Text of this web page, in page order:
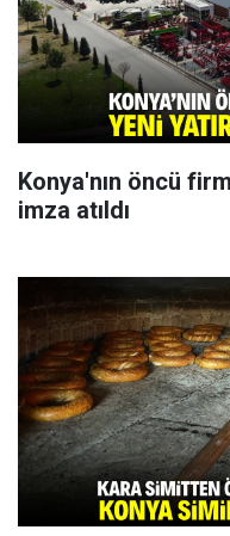
Konya'nın öncü
imza atıldı